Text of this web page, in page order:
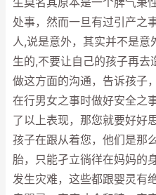
处事，然而一旦有过引产之
人,说是意外，其实并不是意
生的,不要让自己的孩子再
做这方面的沟通，告诉孩子
在行男女之事时做好安全之
了以上表现，那您就要好好
孩子在跟从着您，他们是那
胎，只能孑立徜徉在妈妈的
发生灾难，这些都跟婴灵有